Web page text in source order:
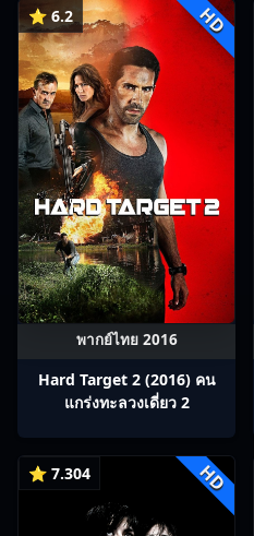
⭐ 6.2 HD
พากย์ไทย 2016
Hard Target 2 (2016) คน
แกร่งทะลวงเดี่ยว 2
⭐ 7.304 HD